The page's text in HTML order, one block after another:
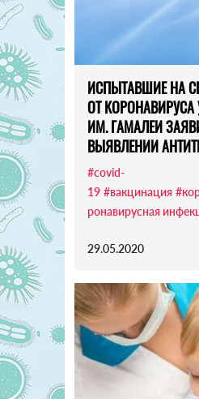
ИСПЫТАВШИЕ НА
ОТ
ИМ. ГАМАЛЕИ
ВЫЯВЛЕНИИ
#covid-
19 #вакцинация
ронавирусная
29.05.2020